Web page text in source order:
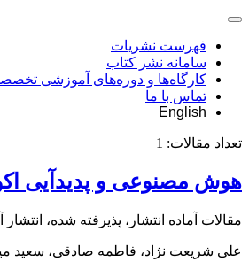
فهرست نشریات
سامانه نشر کتاب
کارگاه‌ها و دوره‌های آموزشی
تماس با ما
English
تعداد مقالات: 1
هوش مصنوعی و پدیدآیی
مقالات آماده انتشار، پذیرفته شده، انتشار
علی شریعت نژاد، فاطمه صادقی، سعید